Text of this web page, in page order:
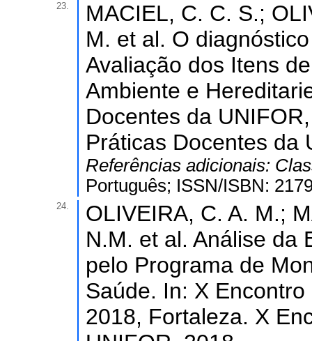
23.
MACIEL, C. C. S.;
M. et al. O
Avaliação dos Itens
Ambiente e
Docentes da
Práticas Docentes da
Referências adicionais:
Português; ISSN/ISBN:
24.
OLIVEIRA, C. A. M.;
N.M. et al. Análise da
pelo Programa de
Saúde. In: X
2018, Fortaleza. X